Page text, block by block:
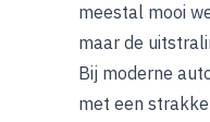
meestal mooi
maar de
Bij moderne
met een